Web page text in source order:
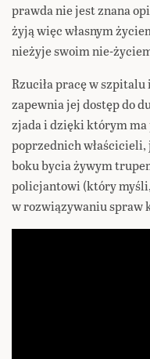
prawda nie jest znana
żyją więc własnym
nieżyje swoim nie-
Rzuciła pracę w szpitalu
zapewnia jej dostęp do
zjada i dzięki którym
poprzednich
boku bycia żywym
policjantowi (który
w rozwiązywaniu spraw